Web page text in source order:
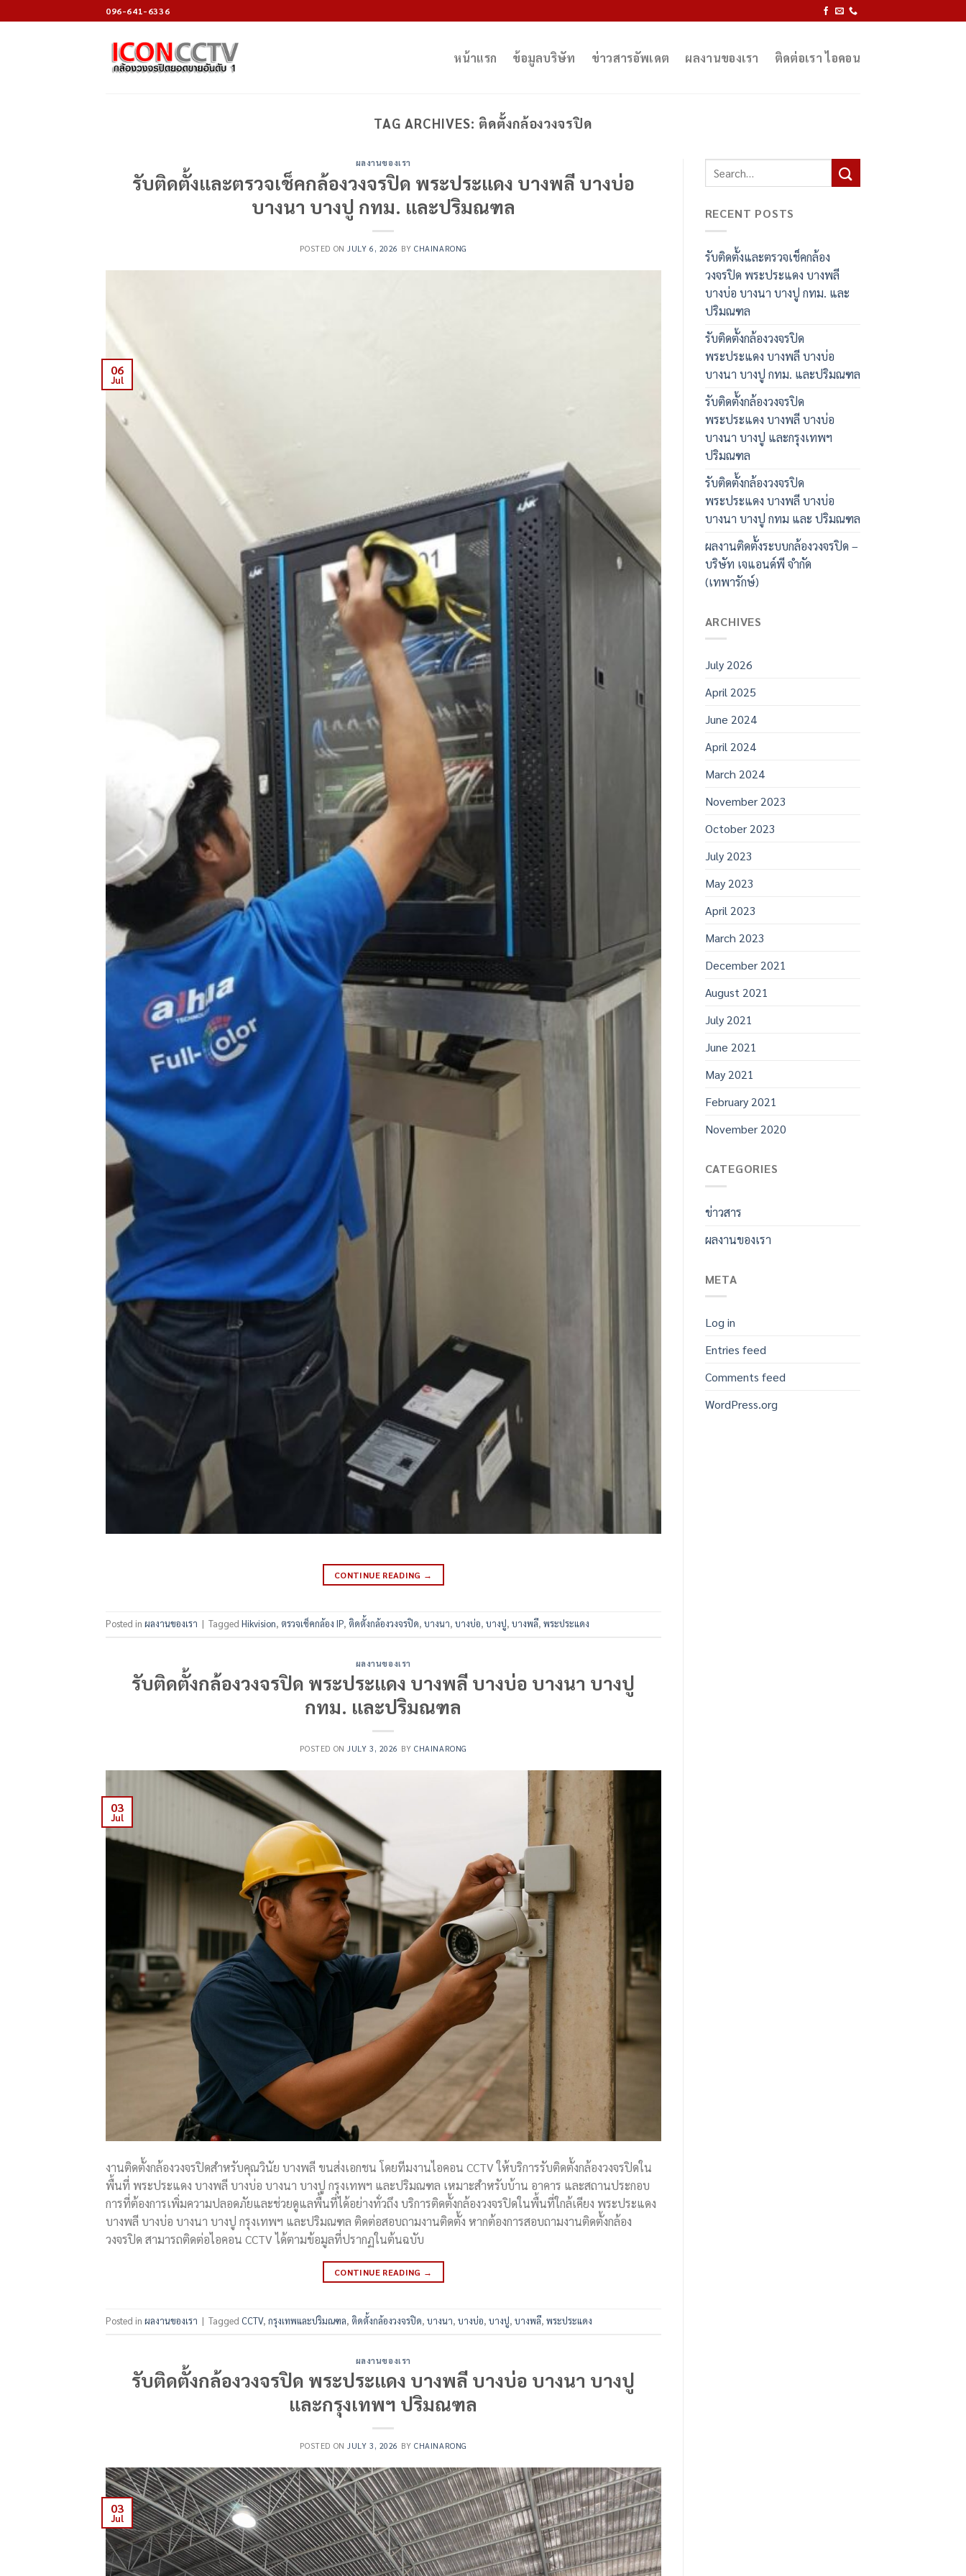
to
096-641-6336
หน้าแรก ข้อมูลบริษัท ข่าวสารอัพเดต ผลงานของเรา ติดต่อเรา ไอคอน
TAG ARCHIVES: ติดตั้งกล้องวงจรปิด
ผลงานของเรา
รับติดตั้งและตรวจเช็คกล้องวงจรปิด พระประแดง บางพลี บางบ่อ
บางนา บางปู กทม. และปริมณฑล
POSTED ON JULY 6, 2026 BYCHAINARONG
06
Jul
CONTINUE READING →
Posted in ผลงานของเรา | Tagged Hikvision, ตรวจเช็คกล้อง IP, ติดตั้งกล้องวงจรปิด, บางนา, บางบ่อ, บางปู, บางพลี, พระประแดง
ผลงานของเรา
รับติดตั้งกล้องวงจรปิด พระประแดง บางพลี บางบ่อ บางนา บางปู
กทม. และปริมณฑล
POSTED ONJULY 3, 2026 BYCHAINARONG
03
Jul
งานติดตั้งกล้องวงจรปิดสำหรับคุณวินัย บางพลี ขนส่งเอกชน โดยทีมงานไอคอน CCTV ให้บริการรับติดตั้งกล้องวงจรปิดใน
พื้นที่ พระประแดง บางพลี บางบ่อ บางนา บางปู กรุงเทพฯ และปริมณฑล เหมาะสำหรับบ้าน อาคาร และสถานประกอบ
การที่ต้องการเพิ่มความปลอดภัยและช่วยดูแลพื้นที่ได้อย่างทั่วถึง บริการติดตั้งกล้องวงจรปิดในพื้นที่ใกล้เคียง พระประแดง
บางพลี บางบ่อ บางนา บางปู กรุงเทพฯ และปริมณฑล ติดต่อสอบถามงานติดตั้ง หากต้องการสอบถามงานติดตั้งกล้อง
วงจรปิด สามารถติดต่อไอคอน CCTV ได้ตามข้อมูลที่ปรากฏในต้นฉบับ
CONTINUE READING →
Posted in ผลงานของเรา | Tagged CCTV, กรุงเทพและปริมณฑล, ติดตั้งกล้องวงจรปิด, บางนา, บางบ่อ, บางปู, บางพลี, พระประแดง
ผลงานของเรา
รับติดตั้งกล้องวงจรปิด พระประแดง บางพลี บางบ่อ บางนา บางปู
และกรุงเทพฯ ปริมณฑล
POSTED ONJULY 3, 2026 BYCHAINARONG
03
Jul
RECENT POSTS
รับติดตั้งและตรวจเช็คกล้อง
วงจรปิด พระประแดง บางพลี
บางบ่อ บางนา บางปู กทม. และ
ปริมณฑล
รับติดตั้งกล้องวงจรปิด
พระประแดง บางพลี บางบ่อ
บางนา บางปู กทม. และปริมณฑล
รับติดตั้งกล้องวงจรปิด
พระประแดง บางพลี บางบ่อ
บางนา บางปู และกรุงเทพฯ
ปริมณฑล
รับติดตั้งกล้องวงจรปิด
พระประแดง บางพลี บางบ่อ
บางนา บางปู กทม และ ปริมณฑล
ผลงานติดตั้งระบบกล้องวงจรปิด –
บริษัท เจแอนด์พี จำกัด
(เทพารักษ์)
ARCHIVES
July 2026
April 2025
June 2024
April 2024
March 2024
November 2023
October 2023
July 2023
May 2023
April 2023
March 2023
December 2021
August 2021
July 2021
June 2021
May 2021
February 2021
November 2020
CATEGORIES
ข่าวสาร
ผลงานของเรา
META
Log in
Entries feed
Comments feed
WordPress.org